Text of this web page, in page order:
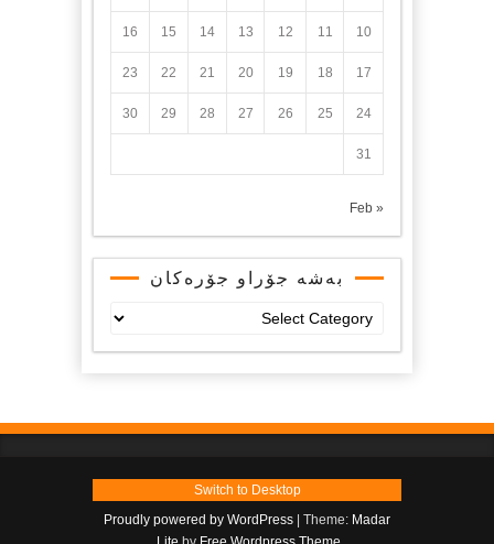
10
11
12
13
14
15
16
17
18
19
20
21
22
23
24
25
26
27
28
29
30
31
« Feb
بەشە جۆراو جۆرەکان
جۆرەکان
Switch to Desktop
Proudly powered by WordPress
Theme: Madar